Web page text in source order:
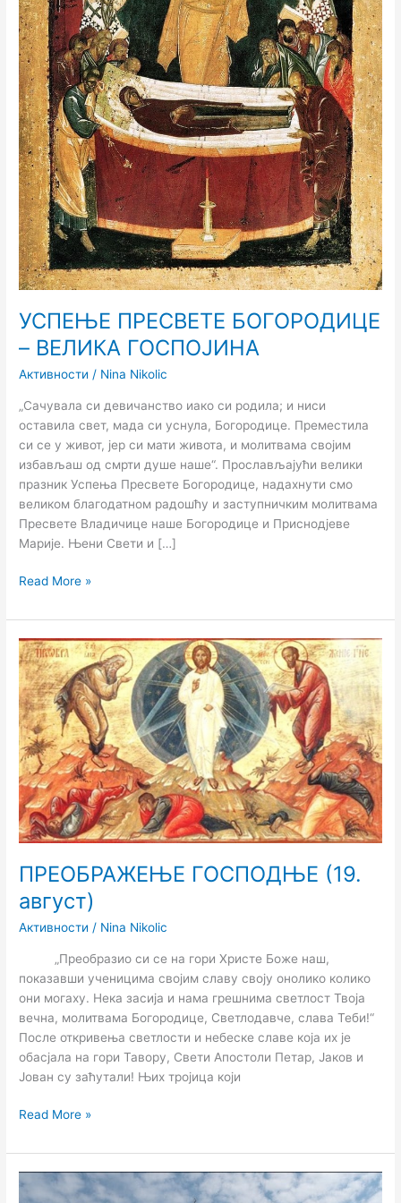
УСПЕЊЕ ПРЕСВЕТЕ БОГОРОДИЦЕ
– ВЕЛИКА ГОСПОЈИНА
Активности / Nina Nikolic
„Сачувала си девичанство иако си родила; и ниси
оставила свет, мада си уснула, Богородице. Преместила
си се у живот, јер си мати живота, и молитвама својим
избављаш од смрти душе наше“. Прослављајући велики
празник Успења Пресвете Богородице, надахнути смо
великом благодатном радошћу и заступничким молитвама
Пресвете Владичице наше Богородице и Приснодјеве
Марије. Њени Свети и […]
Read More »
ПРЕОБРАЖЕЊЕ ГОСПОДЊЕ (19.
август)
Активности / Nina Nikolic
„Преобразио си се на гори Христе Боже наш,
показавши ученицима својим славу своју онолико колико
они могаху. Нека засија и нама грешнима светлост Твоја
вечна, молитвама Богородице, Светлодавче, слава Теби!“
После откривења светлости и небеске славе која их је
обасјала на гори Тавору, Свети Апостоли Петар, Јаков и
Јован су заћутали! Њих тројица који
ПРЕОБРАЖЕЊЕ
ГОСПОДЊЕ
(19.
август)
Read More »
СВЕЧАНО